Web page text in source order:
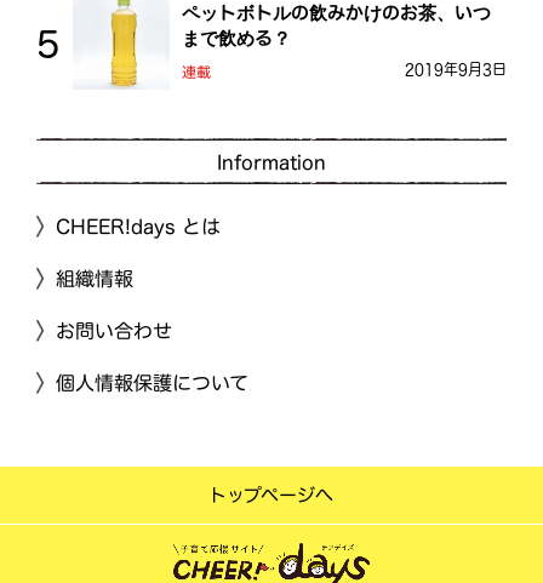
ペットボトルの飲みかけのお茶、いつ
まで飲める？
連載 2019年9月3日
Information
CHEER!days とは
組織情報
お問い合わせ
個人情報保護について
トップページへ